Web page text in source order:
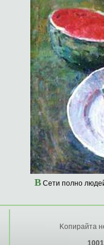
В Сети полно
Kопирайта